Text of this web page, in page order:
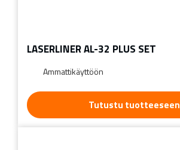
LASERLINER AL-32 PLUS SET
Ammattikäyttöön
Tutustu tuotteeseen